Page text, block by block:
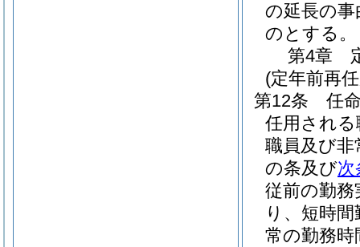
の延長の
のとする。
第4章
(定年前再
第12条
任
任用され
職員及び
の条及び次
従前の勤
り、短時
常の勤務